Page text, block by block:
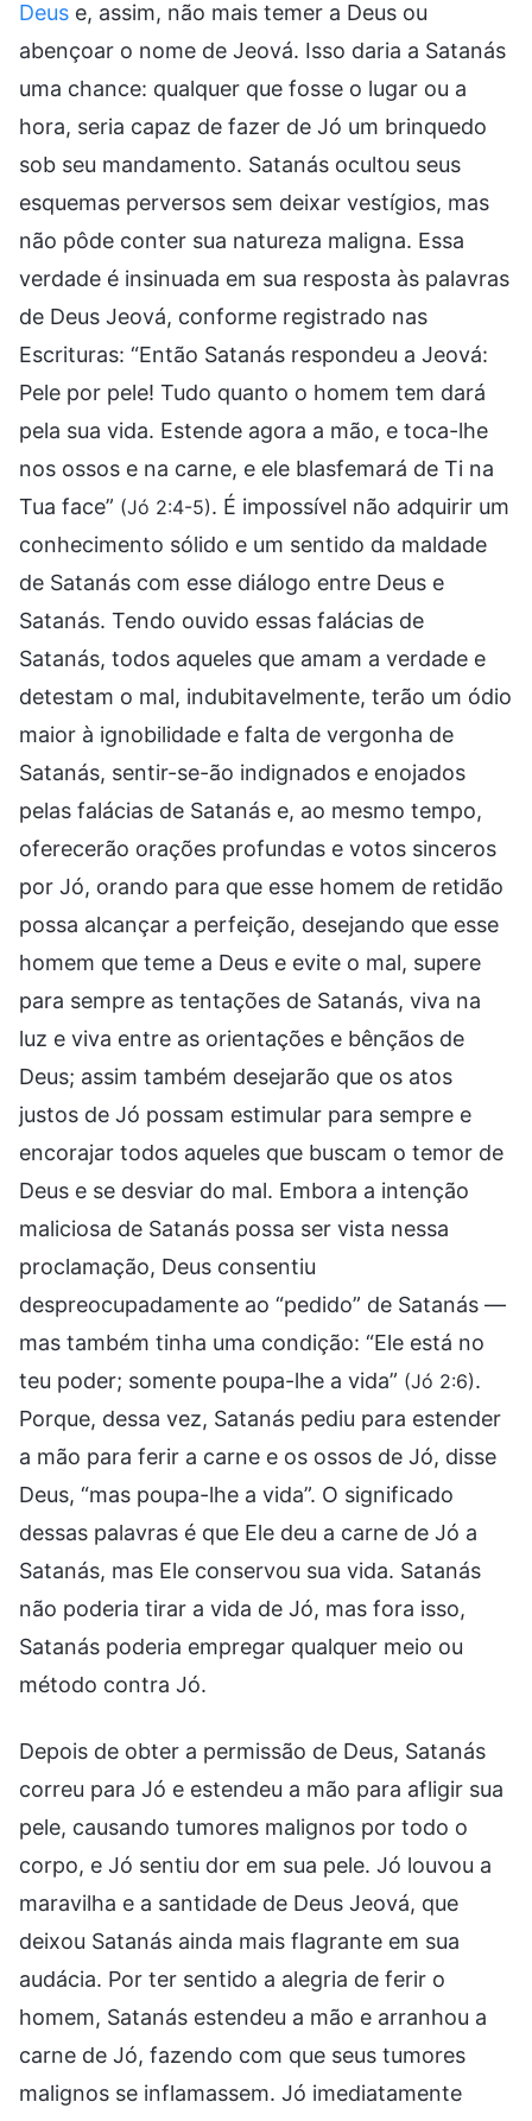
Deus e, assim, não mais temer a Deus ou
abençoar o nome de Jeová. Isso daria a Satanás
uma chance: qualquer que fosse o lugar ou a
hora, seria capaz de fazer de Jó um brinquedo
sob seu mandamento. Satanás ocultou seus
esquemas perversos sem deixar vestígios, mas
não pôde conter sua natureza maligna. Essa
verdade é insinuada em sua resposta às palavras
de Deus Jeová, conforme registrado nas
Escrituras: “Então Satanás respondeu a Jeová:
Pele por pele! Tudo quanto o homem tem dará
pela sua vida. Estende agora a mão, e toca-lhe
nos ossos e na carne, e ele blasfemará de Ti na
Tua face” (Jó 2:4-5). É impossível não adquirir um
conhecimento sólido e um sentido da maldade
de Satanás com esse diálogo entre Deus e
Satanás. Tendo ouvido essas falácias de
Satanás, todos aqueles que amam a verdade e
detestam o mal, indubitavelmente, terão um ódio
maior à ignobilidade e falta de vergonha de
Satanás, sentir-se-ão indignados e enojados
pelas falácias de Satanás e, ao mesmo tempo,
oferecerão orações profundas e votos sinceros
por Jó, orando para que esse homem de retidão
possa alcançar a perfeição, desejando que esse
homem que teme a Deus e evite o mal, supere
para sempre as tentações de Satanás, viva na
luz e viva entre as orientações e bênçãos de
Deus; assim também desejarão que os atos
justos de Jó possam estimular para sempre e
encorajar todos aqueles que buscam o temor de
Deus e se desviar do mal. Embora a intenção
maliciosa de Satanás possa ser vista nessa
proclamação, Deus consentiu
despreocupadamente ao “pedido” de Satanás —
mas também tinha uma condição: “Ele está no
teu poder; somente poupa-lhe a vida” (Jó 2:6).
Porque, dessa vez, Satanás pediu para estender
a mão para ferir a carne e os ossos de Jó, disse
Deus, “mas poupa-lhe a vida”. O significado
dessas palavras é que Ele deu a carne de Jó a
Satanás, mas Ele conservou sua vida. Satanás
não poderia tirar a vida de Jó, mas fora isso,
Satanás poderia empregar qualquer meio ou
método contra Jó.
Depois de obter a permissão de Deus, Satanás
correu para Jó e estendeu a mão para afligir sua
pele, causando tumores malignos por todo o
corpo, e Jó sentiu dor em sua pele. Jó louvou a
maravilha e a santidade de Deus Jeová, que
deixou Satanás ainda mais flagrante em sua
audácia. Por ter sentido a alegria de ferir o
homem, Satanás estendeu a mão e arranhou a
carne de Jó, fazendo com que seus tumores
malignos se inflamassem. Jó imediatamente